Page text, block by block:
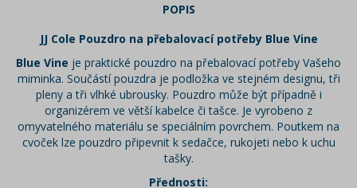
POPIS
JJ Cole Pouzdro na přebalovací potřeby Blue Vine
Blue Vine je praktické pouzdro na přebalovací potřeby Vašeho
miminka. Součástí pouzdra je podložka ve stejném designu, tři
pleny a tři vlhké ubrousky. Pouzdro může být případně i
organizérem ve větší kabelce či tašce. Je vyrobeno z
omyvatelného materiálu se speciálním povrchem. Poutkem na
cvoček lze pouzdro připevnit k sedačce, rukojeti nebo k uchu
tašky.
Přednosti: